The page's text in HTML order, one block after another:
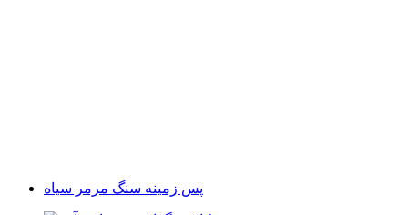
پس زمینه سنگ مرمر سیاه